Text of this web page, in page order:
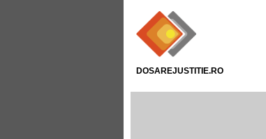
DOSAREJUSTITIE.RO